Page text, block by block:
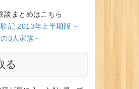
談まとめはこちら
記 2013年上半期版 ～
3人家族～
る